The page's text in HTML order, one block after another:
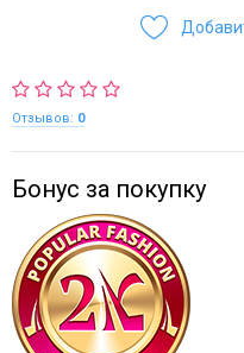
Отзывов: 0
Бонус за покупку